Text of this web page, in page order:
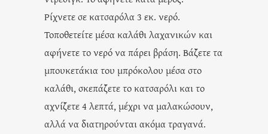
Ρίχνετε σε κατσαρόλα 3 εκ. νερό.
Τοποθετείτε μέσα καλάθι λαχανικών και
αφήνετε το νερό να πάρει βράση. Βάζετε τα
μπουκετάκια του μπρόκολου μέσα στο
καλάθι, σκεπάζετε το κατσαρόλι και το
αχνίζετε 4 λεπτά, μέχρι να μαλακώσουν,
αλλά να διατηρούνται ακόμα τραγανά.